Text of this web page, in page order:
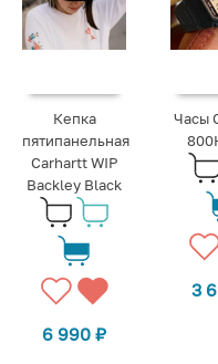
Кепка
пятипанельная
Carhartt WIP
Backley Black
6 990₽
Часы
3